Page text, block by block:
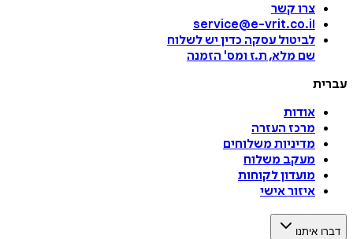
צרו קשר
service@e-vrit.co.il
לביטול עסקה כדין יש לשלוח
שם מלא, ת.ז ומס' הזמנה
עברית
אודות
מרכז העזרה
מדיניות משלוחים
מעקב משלוח
מועדון לקוחות
איזור אישי
דברו איתנו